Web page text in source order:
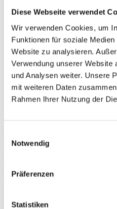
Diese Webseite verwendet
Wir verwenden Cookies, um
Funktionen für soziale
Website zu analysieren.
Verwendung unserer Website
und Analysen weiter. Unsere
mit weiteren Daten
Rahmen Ihrer Nutzung der
Notwendig
Präferenzen
Statistiken
Abdeckplane
ab 45,00 Jetzt konfigurieren
Poolunterlage
FAQ
Plane 5x5m?